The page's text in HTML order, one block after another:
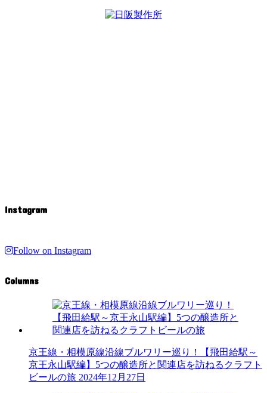
Instagram
Follow on Instagram
Columns
京王線・相模原線沿線ブルワリー巡り！【飛田給駅～
京王永山駅編】5つの醸造所と関連店を訪ねるクラフト
ビールの旅 2024年12月27日